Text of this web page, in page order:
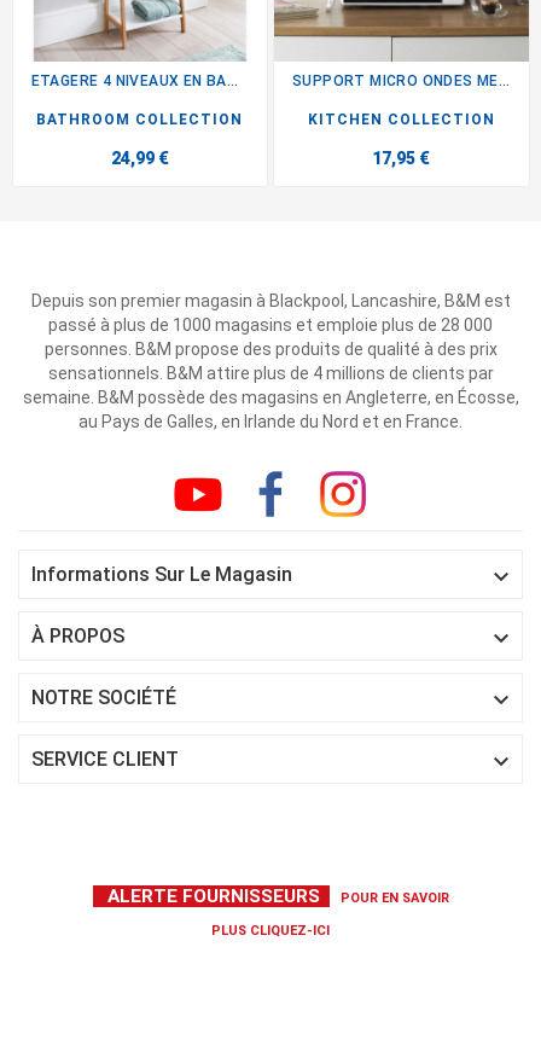
ETAGERE 4 NIVEAUX EN BAMBOU
BATHROOM COLLECTION
24,99 €
SUPPORT MICRO ONDES METAL...
KITCHEN COLLECTION
17,95 €
Depuis son premier magasin à Blackpool, Lancashire, B&M est
passé à plus de 1000 magasins et emploie plus de 28 000
personnes. B&M propose des produits de qualité à des prix
sensationnels. B&M attire plus de 4 millions de clients par
semaine. B&M possède des magasins en Angleterre, en Écosse,
au Pays de Galles, en Irlande du Nord et en France.
Informations Sur Le Magasin 
À PROPOS 
NOTRE SOCIÉTÉ 
SERVICE CLIENT 
ALERTE FOURNISSEURS POUR EN SAVOIR
PLUS CLIQUEZ-ICI